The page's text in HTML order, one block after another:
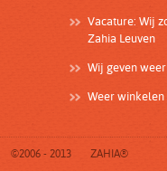
Vacature: Wij
Zahia Leuven
Wij geven
Weer winkelen
©2006 - 2013 ZAHIA®